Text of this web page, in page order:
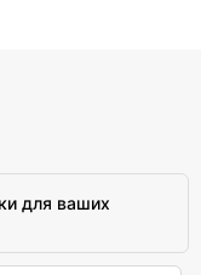
для ваших